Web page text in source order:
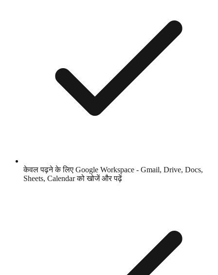
केवल पढ़ने के लिए Google Workspace - Gmail, Drive, Docs,
Sheets, Calendar को खोजें और पढ़ें